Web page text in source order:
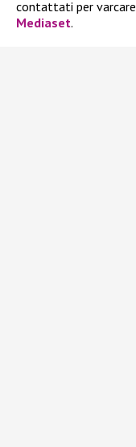
contattati per
Mediaset.